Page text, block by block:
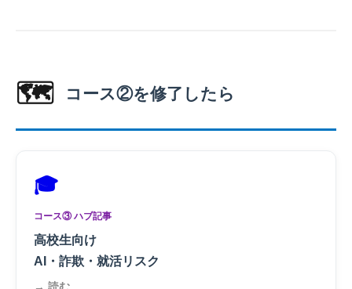
🗺️ コース②を修了したら
🎓
コース③ ハブ記事
高校生向け
AI・詐欺・就活リスク